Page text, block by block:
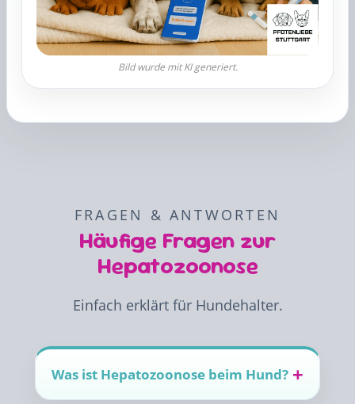
FRAGEN & ANTWORTEN
Häufige Fragen zur
Hepatozoonose
Einfach erklärt für Hundehalter.
Was ist Hepatozoonose beim Hund?